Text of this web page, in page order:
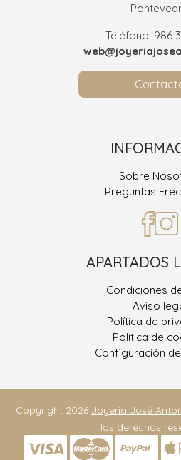
Teléfono: 986
Sobre
Preguntas
APARTADOS
Condiciones
Aviso
Política de
Política de
Configuración
Copyright 2026 Joyeria José
los derechos